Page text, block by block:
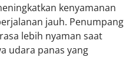
kenyamanan
jauh. Penumpang
lebih nyaman saat
udara panas yang